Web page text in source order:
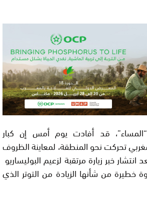
قد أفادت يوم أمس إن كبار
تحركت نحو المنطقة، لمعاينة الظروف
خبر زيارة مرتقبة لزعيم البوليساريو
خطيرة من شأنها الزيادة من التوتر الذي